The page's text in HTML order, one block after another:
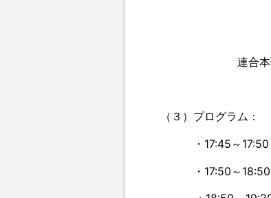
連合広島
連合長崎
連合本部 ：
（３）プログラム：
・17:45～17:50 導
・17:50～18:50